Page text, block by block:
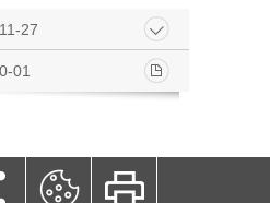
27
01